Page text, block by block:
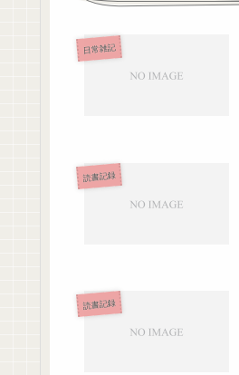
日常雑記
読書記録
読書記録